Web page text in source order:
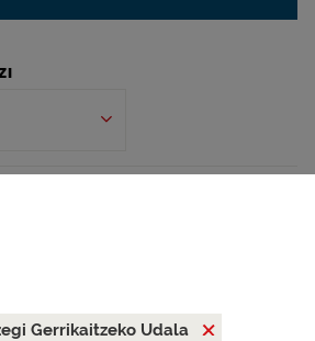
Gerrikaitzeko Udala